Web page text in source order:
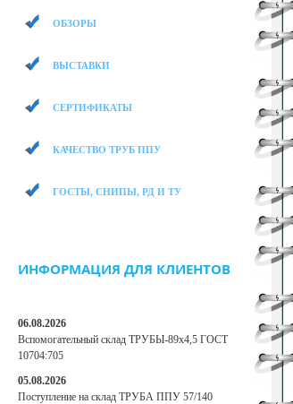
ОБЗОРЫ
ВЫСТАВКИ
СЕРТИФИКАТЫ
КАЧЕСТВО ТРУБ ППУ
ГОСТЫ, СНИПЫ, РД И ТУ
ИНФОРМАЦИЯ ДЛЯ КЛИЕНТОВ
06.08.2026
Вспомогательный склад ТРУБЫ-89х4,5 ГОСТ
10704:705
05.08.2026
Поступление на склад ТРУБА ППУ 57/140